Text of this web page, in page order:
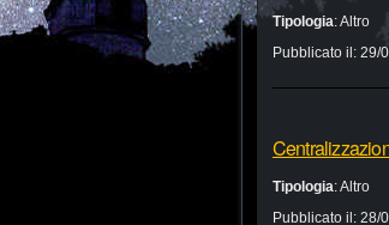
Tipologia:Altro
Pubblicato il: 29/
Tipologia:Altro
Pubblicato il: 28/